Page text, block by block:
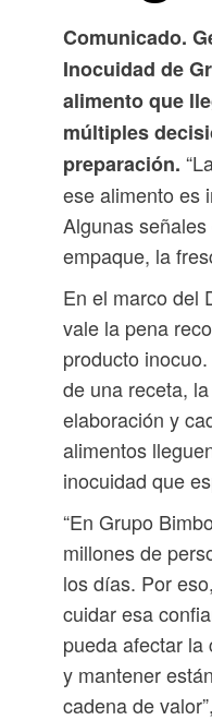
Comunicado.
Inocuidad de
alimento que
múltiples
preparación.
ese alimento es
Algunas
empaque, la
En el marco del
vale la pena
producto
de una receta,
elaboración y
alimentos
inocuidad que
“En Grupo
millones de
los días. Por
cuidar esa
pueda afectar
y mantener
cadena de